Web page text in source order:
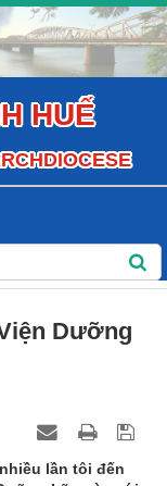
HUẾ
Dưỡng
lần tôi đến